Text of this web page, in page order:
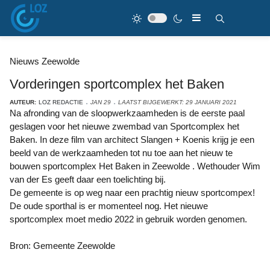
Nieuws Zeewolde
Vorderingen sportcomplex het Baken
AUTEUR: LOZ REDACTIE JAN 29 LAATST BIJGEWERKT: 29 JANUARI 2021
Na afronding van de sloopwerkzaamheden is de eerste paal
geslagen voor het nieuwe zwembad van Sportcomplex het
Baken. In deze film van architect Slangen + Koenis krijg je een
beeld van de werkzaamheden tot nu toe aan het nieuw te
bouwen sportcomplex Het Baken in Zeewolde . Wethouder Wim
van der Es geeft daar een toelichting bij.
De gemeente is op weg naar een prachtig nieuw sportcompex!
De oude sporthal is er momenteel nog. Het nieuwe
sportcomplex moet medio 2022 in gebruik worden genomen.
Bron: Gemeente Zeewolde